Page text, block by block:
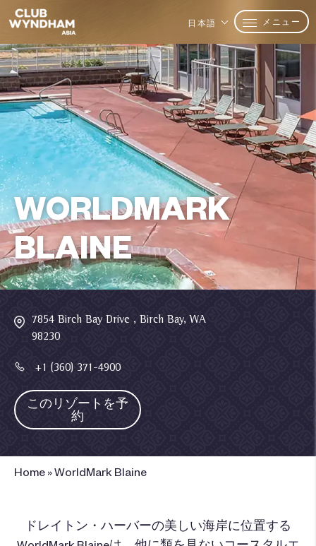
日本語 メニュー
WORLDMARK
BLAINE
7854 Birch Bay Drive , Birch Bay, WA
98230
+1 (360) 371-4900
このリゾートを予
約
Home »WorldMark Blaine
ドレイトン・ハーバーの美しい海岸に位置する